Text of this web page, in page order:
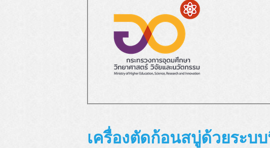
เครื่องตัดก้อนสบู่ด้วยระ